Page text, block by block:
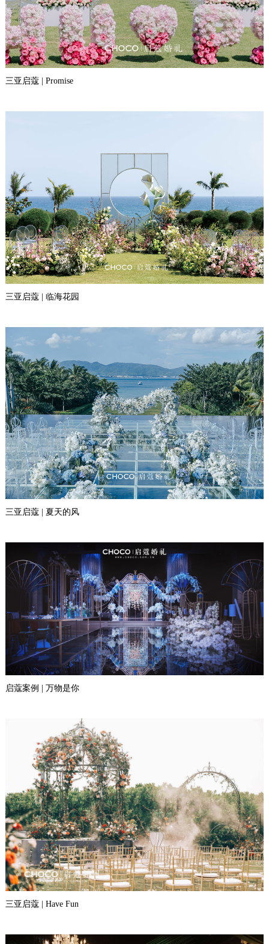
三亚启蔻 | Promise
三亚启蔻 | 临海花园
三亚启蔻 | 夏天的风
启蔻案例 | 万物是你
三亚启蔻 | Have Fun